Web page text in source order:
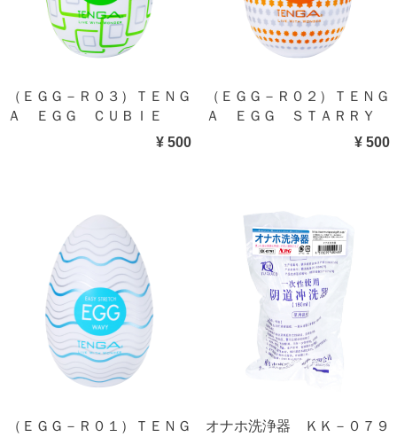
（ＥＧＧ－Ｒ０３）ＴＥＮＧ
Ａ ＥＧＧ ＣＵＢＩＥ
¥ 500
（ＥＧＧ－Ｒ０２）ＴＥＮＧ
Ａ ＥＧＧ ＳＴＡＲＲＹ
¥ 500
（ＥＧＧ－Ｒ０１）ＴＥＮＧ
オナホ洗浄器 ＫＫ－０７９